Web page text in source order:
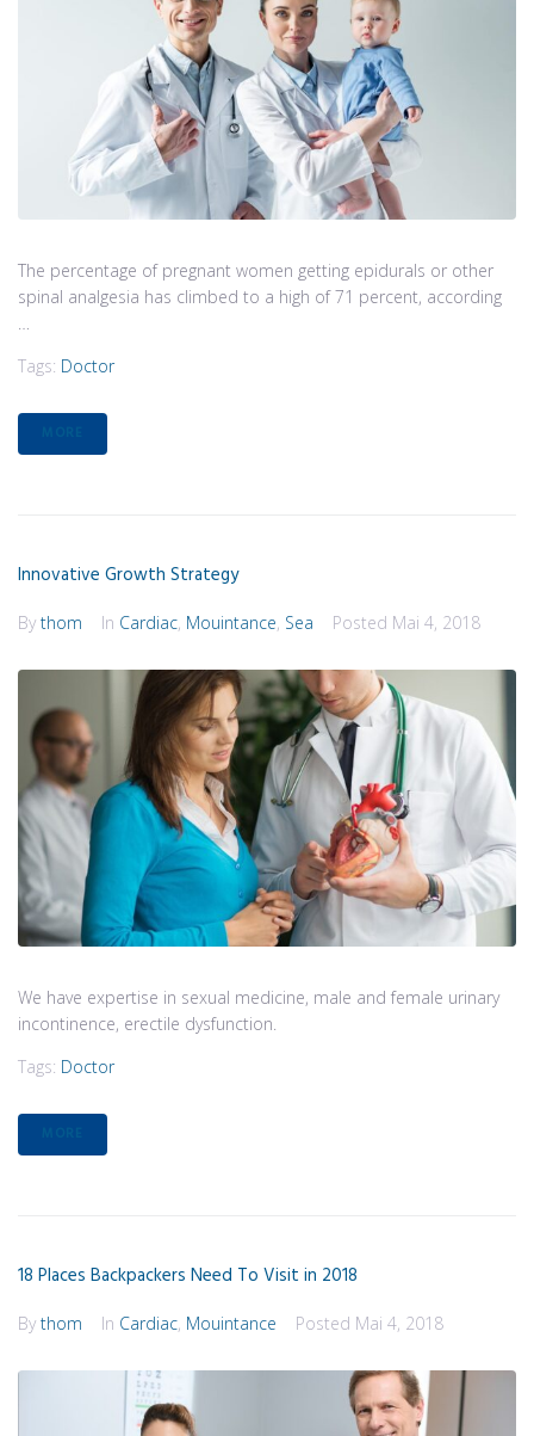
The percentage of pregnant women getting epidurals or other
spinal analgesia has climbed to a high of 71 percent, according
…
Tags: Doctor
Innovative Growth Strategy
By thom In Cardiac, Mouintance, Sea Posted Mai 4, 2018
We have expertise in sexual medicine, male and female urinary
incontinence, erectile dysfunction.
Tags: Doctor
18 Places Backpackers Need To Visit in 2018
By thom In Cardiac, Mouintance Posted Mai 4, 2018